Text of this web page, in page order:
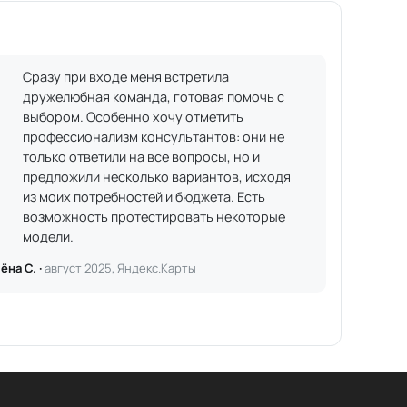
Сразу при входе меня встретила
дружелюбная команда, готовая помочь с
выбором. Особенно хочу отметить
профессионализм консультантов: они не
только ответили на все вопросы, но и
предложили несколько вариантов, исходя
из моих потребностей и бюджета. Есть
возможность протестировать некоторые
модели.
С. ·август 2025, Яндекс.Карты